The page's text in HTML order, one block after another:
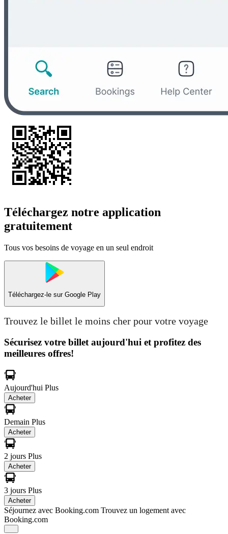
Téléchargez notre application
gratuitement
Tous vos besoins de voyage en un seul endroit
Téléchargez-le sur Google Play
Trouvez le billet le moins cher pour votre voyage
Sécurisez votre billet aujourd'hui et profitez des
meilleures offres!
Aujourd'hui Plus
Acheter
Demain Plus
Acheter
2 jours Plus
Acheter
3 jours Plus
Acheter
Séjournez avec Booking.com Trouvez un logement avec
Booking.com